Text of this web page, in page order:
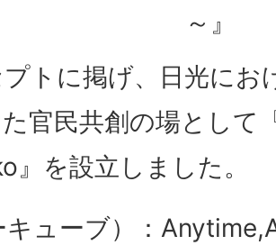
～』
トに掲げ、日光にお
官民共創の場として
』を設立しました。
キューブ）：